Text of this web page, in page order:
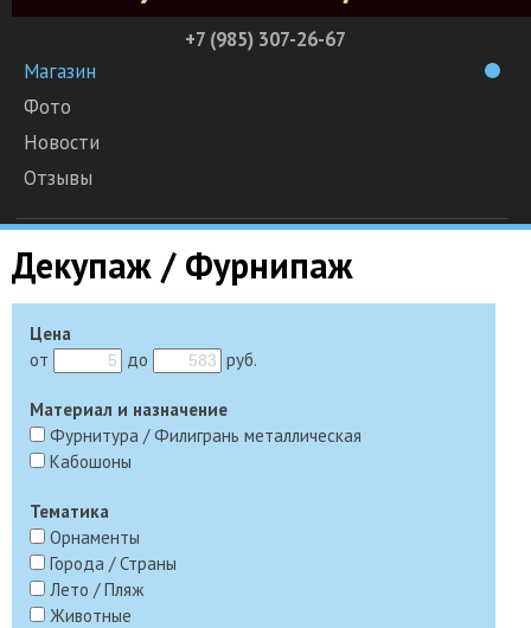
+7 (985) 307-26-67
Магазин
Фото
Новости
Отзывы
Декупаж / Фурнипаж
Цена
от
до руб.
Материал и назначение
Фурнитура / Филигрань металлическая
Кабошоны
Тематика
Орнаменты
Города / Страны
Лето / Пляж
Животные